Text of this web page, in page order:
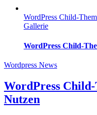
WordPress Child-
Gallerie
WordPress Child-
Wordpress News
WordPress
Nutzen